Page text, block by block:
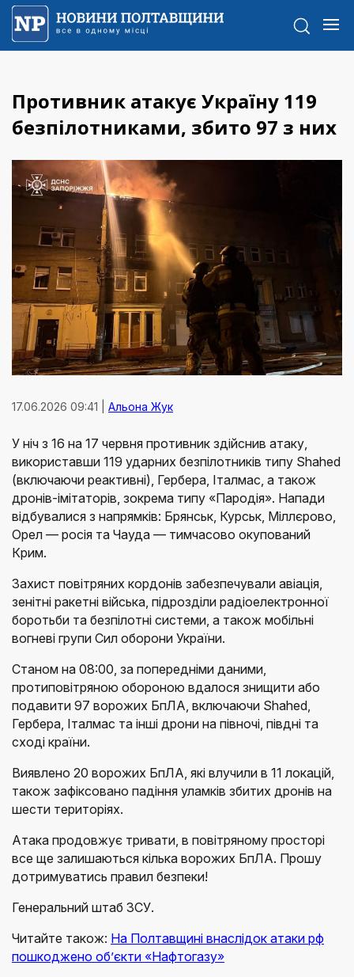
Противник атакує Україну 119
безпілотниками, збито 97 з них
17.06.2026 09:41 | Альона Жук
У ніч з 16 на 17 червня противник здійснив атаку,
використавши 119 ударних безпілотників типу Shahed
(включаючи реактивні), Гербера, Італмас, а також
дронів-імітаторів, зокрема типу «Пародія». Напади
відбувалися з напрямків: Брянськ, Курськ, Міллєрово,
Орел — росія та Чауда — тимчасово окупований
Крим.
Захист повітряних кордонів забезпечували авіація,
зенітні ракетні війська, підрозділи радіоелектронної
боротьби та безпілотні системи, а також мобільні
вогневі групи Сил оборони України.
Станом на 08:00, за попередніми даними,
протиповітряною обороною вдалося знищити або
подавити 97 ворожих БпЛА, включаючи Shahed,
Гербера, Італмас та інші дрони на півночі, півдні та
сході країни.
Виявлено 20 ворожих БпЛА, які влучили в 11 локацій,
також зафіксовано падіння уламків збитих дронів на
шести територіях.
Атака продовжує тривати, в повітряному просторі
все ще залишаються кілька ворожих БпЛА. Прошу
дотримуватись правил безпеки!
Генеральний штаб ЗСУ.
Читайте також: На Полтавщині внаслідок атаки рф
пошкоджено об’єкти «Нафтогазу»